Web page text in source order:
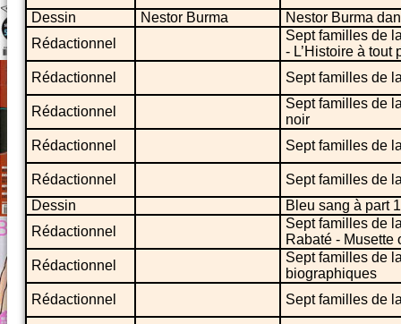
Dessin
Nestor Burma
Nestor Burma
Rédactionnel
Sept familles de
- L’Histoire à tout
Rédactionnel
Sept familles de
Rédactionnel
Sept familles de
noir
Rédactionnel
Sept familles de
Rédactionnel
Sept familles de
Dessin
Bleu sang à part
Rédactionnel
Sept familles de
Rabaté - Musette
Rédactionnel
Sept familles de
biographiques
Rédactionnel
Sept familles de